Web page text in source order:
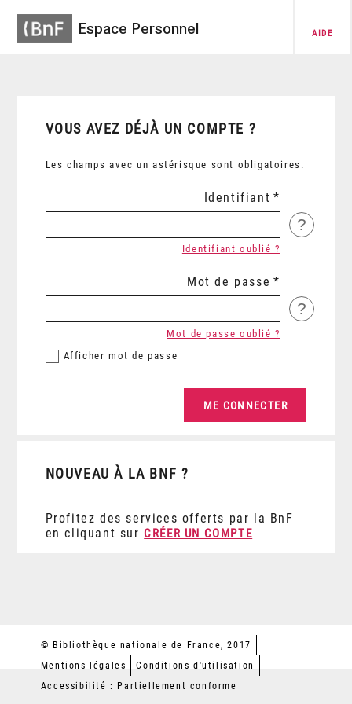
Espace Personnel AIDE
VOUS AVEZ DÉJÀ UN COMPTE ?
Les champs avec un astérisque sont obligatoires.
Identifiant
?
Identifiant oublié ?
Mot de passe
?
Afficher mot de passe
Mot de passe oublié ?
NOUVEAU À LA BNF ?
Profitez des services offerts par la BnF
en cliquant sur CRÉER UN COMPTE
© Bibliothèque nationale de France, 2017
Mentions légales
Conditions d'utilisation
Accessibilité : Partiellement conforme